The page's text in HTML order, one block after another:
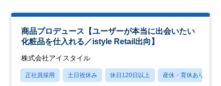
商品プロデュース【ユーザーが本当に出会いたい
化粧品を仕入れる／istyle Retail出向】
株式会社アイスタイル
正社員採用 土日祝休み 休日120日以上 産休・育休あり